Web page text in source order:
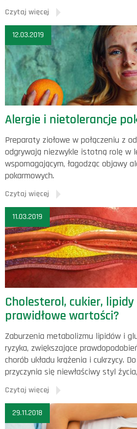
Czytaj więcej
12.03.2019
Alergie i nietolerancje
Preparaty ziołowe w połączeniu z
odgrywają niezwykle istotną rolę w
wspomagającym, łagodząc objawy
pokarmowych.
Czytaj więcej
11.03.2019
Cholesterol, cukier,
prawidłowe wartości?
Zaburzenia metabolizmu lipidów i
ryzyka, zwiększające
chorób układu krążenia i cukrzycy.
przyczynia się niewłaściwy styl
Czytaj więcej
29.11.2018